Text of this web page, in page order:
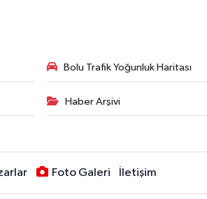
Bolu Trafik Yoğunluk Haritası
Haber Arşivi
Foto Galeri İletişim